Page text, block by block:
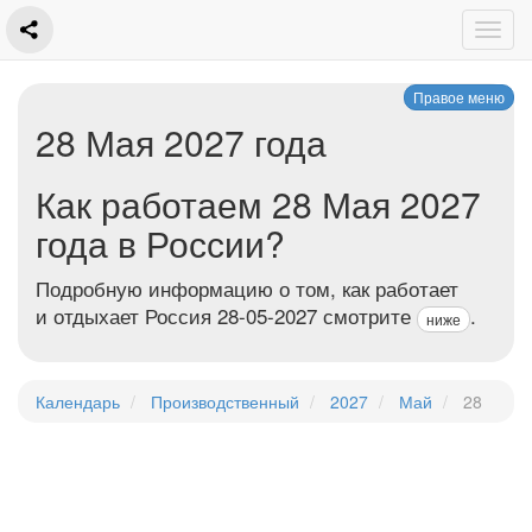
Правое меню
28 Мая 2027 года
Как работаем 28 Мая 2027
года в России?
Подробную информацию о том, как работает
и отдыхает Россия 28-05-2027 смотрите
ниже .
Календарь Производственный 2027 Май 28